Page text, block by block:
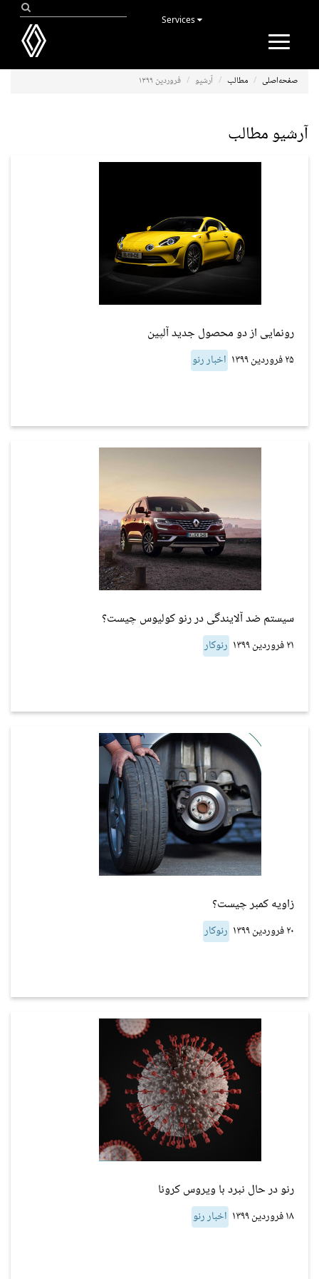
Toggle
صفحه‌اصلی مطالب آرشیو فروردین ۱۳۹۹
آرشیو مطالب
رونمایی از دو محصول جدید آلپین
۲۵ فروردین ۱۳۹۹ اخبار رنو
سیستم ضد آلایندگی در رنو کولیوس چیست؟
۲۱ فروردین ۱۳۹۹ رنوکار
زاویه کمبر چیست؟
۲۰ فروردین ۱۳۹۹ رنوکار
رنو در حال نبرد با ویروس کرونا
۱۸ فروردین ۱۳۹۹ اخبار رنو